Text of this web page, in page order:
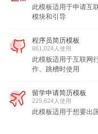
此模板适用于申请互
模块和引导
程序员简历模板
861,024人使用
此模板适用于互联网
作、跳槽时使用
留学申请简历模板
225,624人使用
此模板适用于想要出